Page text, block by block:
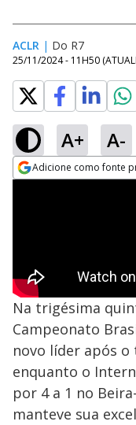
ACLR | Do R7
25/11/2024 - 11H50
A+ A-
Adicione como fonte
Na trigésima
Campeonato
novo líder após
enquanto o
por 4 a 1 no
manteve sua